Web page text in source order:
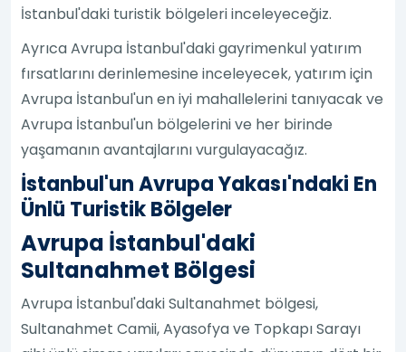
İstanbul'daki turistik bölgeleri inceleyeceğiz.
Ayrıca Avrupa İstanbul'daki gayrimenkul yatırım
fırsatlarını derinlemesine inceleyecek, yatırım için
Avrupa İstanbul'un en iyi mahallelerini tanıyacak ve
Avrupa İstanbul'un bölgelerini ve her birinde
yaşamanın avantajlarını vurgulayacağız.
İstanbul'un Avrupa Yakası'ndaki En
Ünlü Turistik Bölgeler
Avrupa İstanbul'daki
Sultanahmet Bölgesi
Avrupa İstanbul'daki Sultanahmet bölgesi,
Sultanahmet Camii, Ayasofya ve Topkapı Sarayı